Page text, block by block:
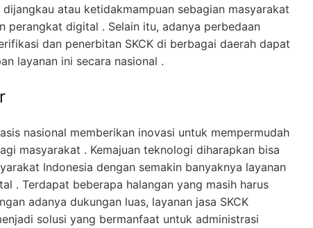
atau ketidakmampuan sebagian masyarakat
perangkat digital . Selain itu, adanya perbedaan
dan penerbitan SKCK di berbagai daerah dapat
layanan ini secara nasional .
nasional memberikan inovasi untuk mempermudah
masyarakat . Kemajuan teknologi diharapkan bisa
Indonesia dengan semakin banyaknya layanan
. Terdapat beberapa halangan yang masih harus
adanya dukungan luas, layanan jasa SKCK
solusi yang bermanfaat untuk administrasi